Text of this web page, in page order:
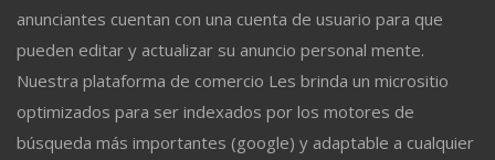
anunciantes cuentan con una cuenta de usuario para que
pueden editar y actualizar su anuncio personal mente.
Nuestra plataforma de comercio Les brinda un micrositio
optimizados para ser indexados por los motores de
búsqueda más importantes (google) y adaptable a cualquier